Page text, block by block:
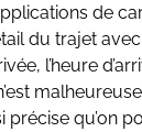
de
du trajet
l’heure
qu’on